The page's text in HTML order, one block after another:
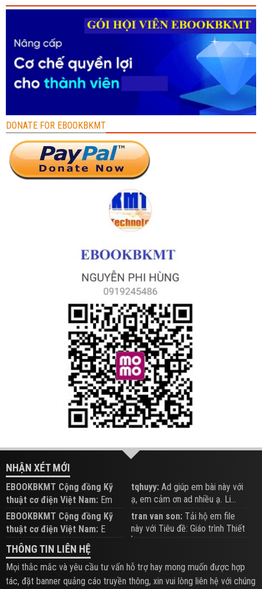
DONATE FOR EBOOKBKMT
NHẬN XÉT MỚI
EBOOKBKMT Cộng đồng Kỹ
thuật cơ điện Việt Nam: Em
đăng trên Group hỗ trợ nhé
tqhuyy: Ad giúp em bài này với
ạ, em cảm ơn ad nhiều ạ. Li...
EBOOKBKMT Cộng đồng Kỹ
thuật cơ điện Việt Nam: E
xem hỗ trợ trên Group
tran van son: Tải hộ em file
này với Tiêu đề: Giáo trình Thiết
b...
THÔNG TIN LIÊN HỆ
Mọi thắc mắc và yêu cầu tư vấn hỗ trợ hay mong muốn được hợp
tác, đặt banner quảng cáo truyền thông, xin vui lòng liên hệ với chúng